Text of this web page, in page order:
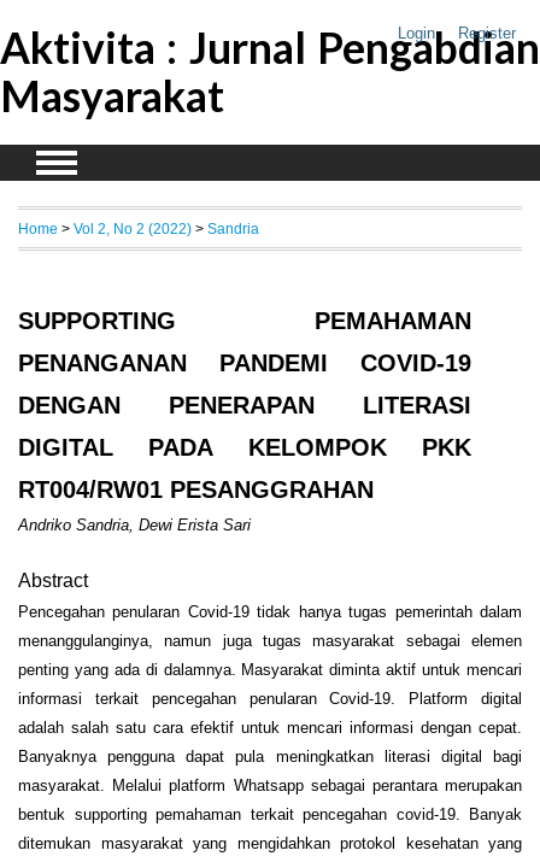
Login Register
Aktivita : Jurnal Pengabdian
Masyarakat
Home > Vol 2, No 2 (2022) > Sandria
SUPPORTING PEMAHAMAN
PENANGANAN PANDEMI COVID-19
DENGAN PENERAPAN LITERASI
DIGITAL PADA KELOMPOK PKK
RT004/RW01 PESANGGRAHAN
Andriko Sandria, Dewi Erista Sari
Abstract
Pencegahan penularan Covid-19 tidak hanya tugas pemerintah dalam
menanggulanginya, namun juga tugas masyarakat sebagai elemen
penting yang ada di dalamnya. Masyarakat diminta aktif untuk mencari
informasi terkait pencegahan penularan Covid-19. Platform digital
adalah salah satu cara efektif untuk mencari informasi dengan cepat.
Banyaknya pengguna dapat pula meningkatkan literasi digital bagi
masyarakat. Melalui platform Whatsapp sebagai perantara merupakan
bentuk supporting pemahaman terkait pencegahan covid-19. Banyak
ditemukan masyarakat yang mengidahkan protokol kesehatan yang